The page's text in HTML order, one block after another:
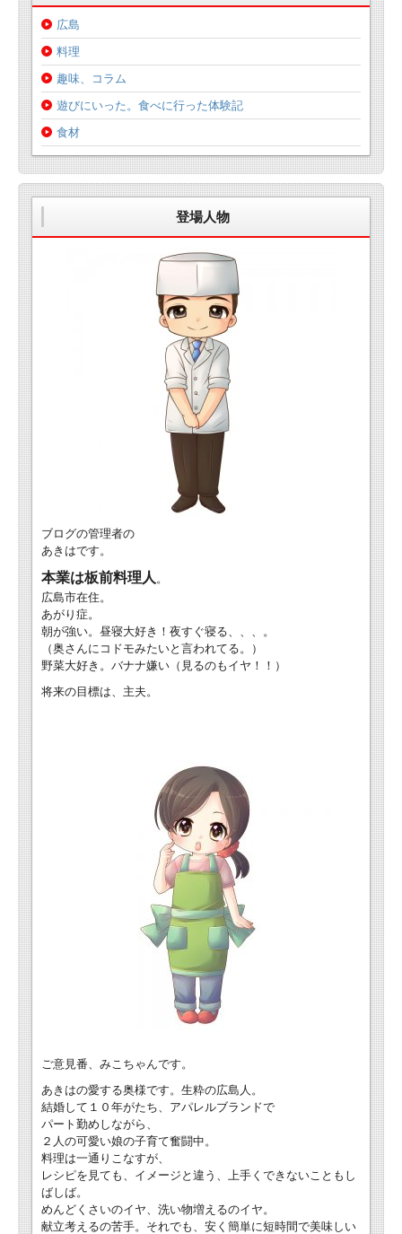
広島
料理
趣味、コラム
遊びにいった。食べに行った体験記
食材
登場人物
ブログの管理者の
あきはです。
本業は板前料理人。
広島市在住。
あがり症。
朝が強い。昼寝大好き！夜すぐ寝る、、、。
（奥さんにコドモみたいと言われてる。）
野菜大好き。バナナ嫌い（見るのもイヤ！！）
将来の目標は、主夫。
ご意見番、みこちゃんです。
あきはの愛する奥様です。生粋の広島人。
結婚して１０年がたち、アパレルブランドで
パート勤めしながら、
２人の可愛い娘の子育て奮闘中。
料理は一通りこなすが、
レシピを見ても、イメージと違う、上手くできないこともし
ばしば。
めんどくさいのイヤ、洗い物増えるのイヤ。
献立考えるの苦手。それでも、安く簡単に短時間で美味しい